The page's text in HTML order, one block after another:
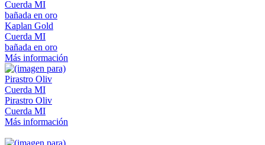
Kaplan Gold
Cuerda MI
bañada en oro
Más información
Pirastro Oliv
Cuerda MI
Más información